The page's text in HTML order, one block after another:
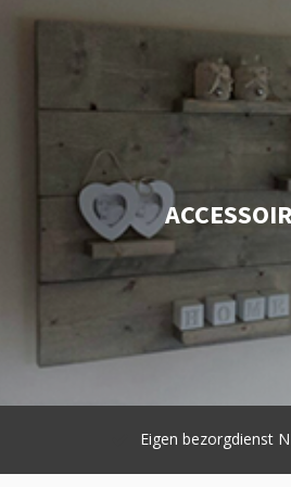
Eigen bezorgdienst